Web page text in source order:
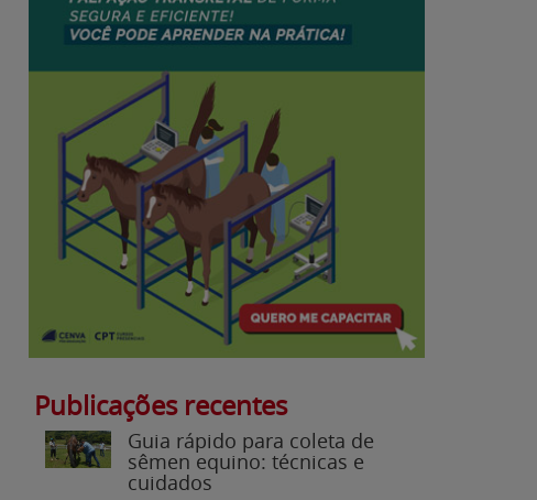
Publicações recentes
Guia rápido para coleta de
sêmen equino: técnicas e
cuidados